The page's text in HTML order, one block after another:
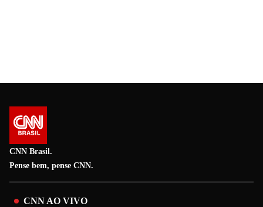
CNN Brasil.
Pense bem, pense CNN.
CNN AO VIVO